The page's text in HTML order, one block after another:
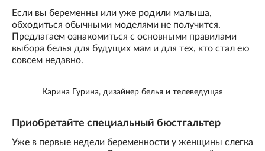
Если вы беременны или уже родили малыша,
обходиться обычными моделями не получится.
Предлагаем ознакомиться с основными правилами
выбора белья для будущих мам и для тех, кто стал ею
совсем недавно.
Карина Гурина, дизайнер белья и телеведущая
Приобретайте специальный бюстгальтер
Уже в первые недели беременности у женщины слегка